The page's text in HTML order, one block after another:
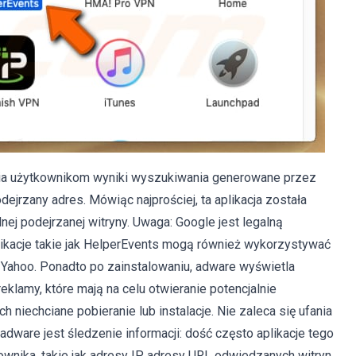
użytkownikom wyniki wyszukiwania generowane przez
adres. Mówiąc najprościej, ta aplikacja została
podejrzanej witryny. Uwaga: Google jest legalną
takie jak HelperEvents mogą również wykorzystywać
Ponadto po zainstalowaniu, adware wyświetla
które mają na celu otwieranie potencjalnie
niechciane pobieranie lub instalacje. Nie zaleca się ufania
jest śledzenie informacji: dość często aplikacje tego